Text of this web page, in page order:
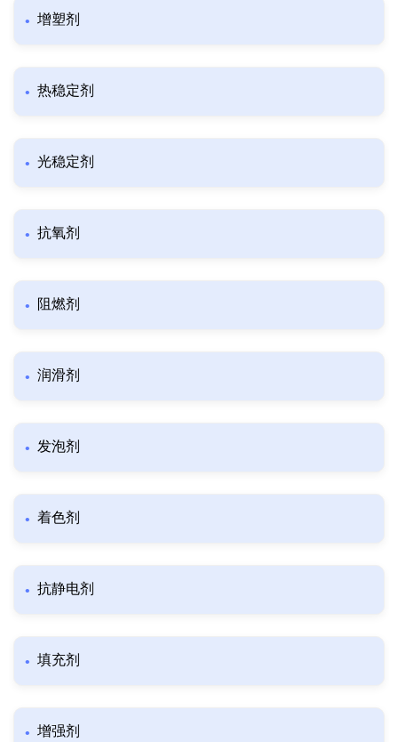
增塑剂
热稳定剂
光稳定剂
抗氧剂
阻燃剂
润滑剂
发泡剂
着色剂
抗静电剂
填充剂
增强剂